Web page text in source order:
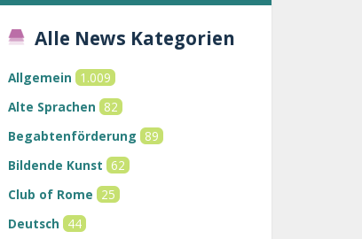
Alle News Kategorien
Allgemein 1.009
Alte Sprachen 82
Begabtenförderung 89
Bildende Kunst 62
Club of Rome 25
Deutsch 44